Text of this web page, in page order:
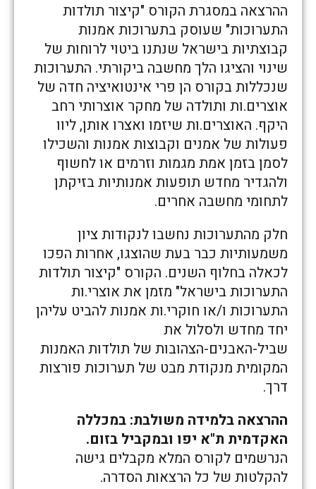
ההרצאה במסגרת הקורס "קיצור תולדות
התערוכות" שעוסק בתערוכות אמנות
קבוצתיות בישראל שנתנו ביטוי לרוחות של
שינוי והציגו הלך מחשבה ביקורתי. התערוכות
שנכללות בקורס הן פרי אינטואיציה חדה של
אוצרים.ות ותולדה של מחקר אוצרותי רחב
היקף. האוצרים.ות שיזמו ואצרו אותן, ליוו
פעולות של אמנים וקבוצות אמנות והשכילו
לסמן בזמן אמת מגמות וזרמים או לחשוף
ולהגדיר מחדש תופעות אמנותיות בזיקתן
לתחומי מחשבה אחרים.
חלק מהתערוכות נחשבו לנקודות ציון
משמעותיות כבר בעת שהוצגו, אחרות הפכו
לכאלה בחלוף השנים. הקורס "קיצור תולדות
התערוכות בישראל" מזמן את אוצרי.ות
התערוכות ו/או חוקרי.ות אמנות להביט עליהן
יחד מחדש ולסלול את
שביל-האבנים-הצהובות של תולדות האמנות
המקומית מנקודת מבט של תערוכות פורצות
דרך.
ההרצאה בלמידה משולבת: במכללה
האקדמית ת"א יפו ובמקביל בזום.
הנרשמים לקורס המלא מקבלים גישה
להקלטות של כל הרצאות הסדרה.